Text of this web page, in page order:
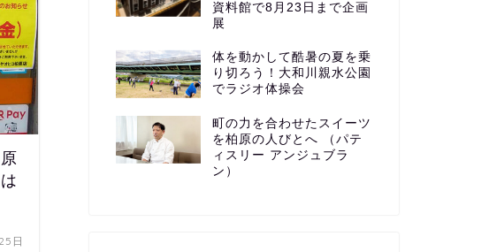
日
資料館で8月23日まで企画
展
体を動かして酷暑の夏を乗
り切ろう！大和川親水公園
でラジオ体操会
町の力を合わせたスイーツ
を柏原の人びとへ （パテ
ィスリー アンジュブラ
ン）